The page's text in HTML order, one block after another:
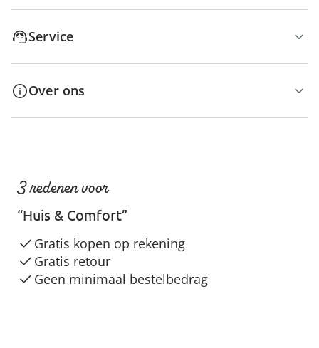
Service
Over ons
3 redenen voor
“Huis & Comfort”
Gratis kopen op rekening
Gratis retour
Geen minimaal bestelbedrag